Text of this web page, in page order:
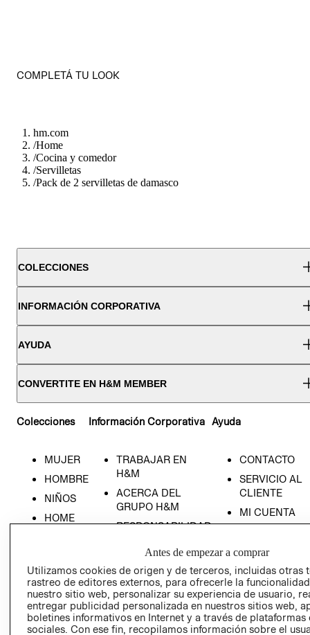
COMPLETÁ TU LOOK
hm.com
/Home
/Cocina y comedor
/Servilletas
/Pack de 2 servilletas de damasco
COLECCIONES
INFORMACIÓN CORPORATIVA
AYUDA
CONVERTITE EN H&M MEMBER
Colecciones
MUJER
HOMBRE
NIÑOS
HOME
Información Corporativa
TRABAJAR EN
H&M
ACERCA DEL
GRUPO H&M
RESPONSABILIDAD
PRENSA
RELACIÓN CON
INVERSIONISTAS
POLÍTICA
EMPRESARIAL
Ayuda
CONTACTO
SERVICIO AL
CLIENTE
MI CUENTA
- RETIRO EN
TIENDA
TÉRMINOS Y
CONDICIONES
Antes de empezar a comprar
Utilizamos cookies de origen y de terceros, incluidas otras
rastreo de editores externos, para ofrecerle la
nuestro sitio web, personalizar su experiencia de usuario,
entregar publicidad personalizada en nuestros sitios web,
boletines informativos en Internet y a través de plataformas
sociales. Con ese fin, recopilamos información sobre el